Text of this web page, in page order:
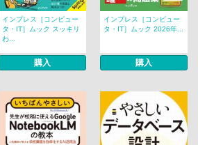
インプレス［コンピュー
タ・IT］ムック スッキリ
わ...
購入
インプレス［コンピュー
タ・IT］ムック 2026年...
購入